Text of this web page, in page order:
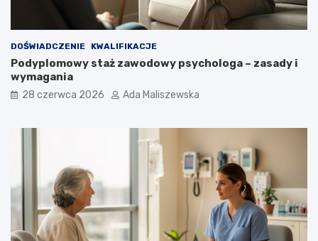
DOŚWIADCZENIE KWALIFIKACJE
Podyplomowy staż zawodowy psychologa – zasady i
wymagania
28 czerwca 2026 Ada Maliszewska